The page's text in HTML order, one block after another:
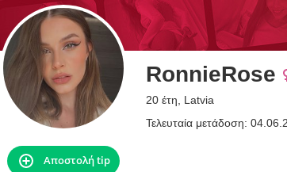
RonnieRose
20 έτη, Latvia
Τελευταία μετάδοση:
Αποστολή tip